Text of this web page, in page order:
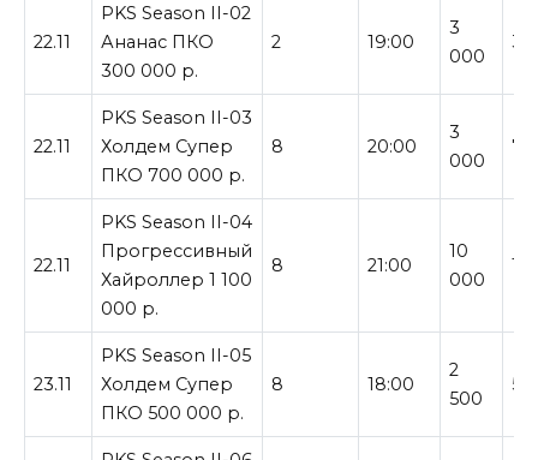
22.11
PKS Season II-02
Ананас ПКО
300 000 р.
2 19:00
3
000
22.11
PKS Season II-03
Холдем Супер
ПКО 700 000 р.
8 20:00
3
000
22.11
PKS Season II-04
Прогрессивный
Хайроллер 1 100
000 р.
8 21:00
10
000
1
23.11
PKS Season II-05
Холдем Супер
ПКО 500 000 р.
8 18:00
2
500